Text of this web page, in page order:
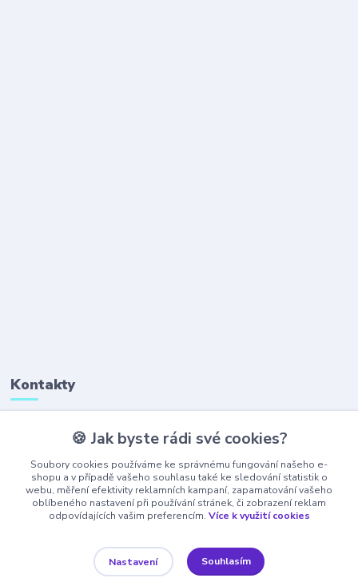
Kontakty
+420 777 323 641
(Po-Pá, 8-16 hod.)
obchod@ajaxshop.cz
🍪 Jak byste rádi své cookies?
Soubory cookies používáme ke správnému fungování našeho e-
shopu a v případě vašeho souhlasu také ke sledování statistik o
webu, měření efektivity reklamních kampaní, zapamatování vašeho
oblíbeného nastavení při používání stránek, či zobrazení reklam
odpovídajících vašim preferencím. Více k využití cookies
Nastavení Souhlasím